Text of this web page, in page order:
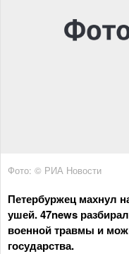
Фото: © РИА Новости
Петербуржец махнул
ушей. 47news
военной травмы и
государства.